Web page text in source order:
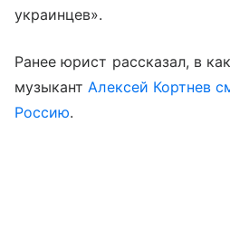
украинцев».
Ранее юрист рассказал, в
музыкантАлексей Кортнев
Россию.